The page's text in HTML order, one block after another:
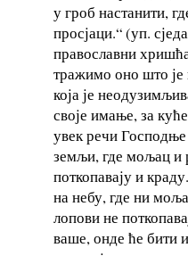
у гроб настанити,
просјаци.“ (уп.
православни
тражимо оно што је
која је
своје имање, за
увек речи Господње
земљи, где мољац и
поткопавају и
на небу, где ни
лопови не
ваше, онде ће бити